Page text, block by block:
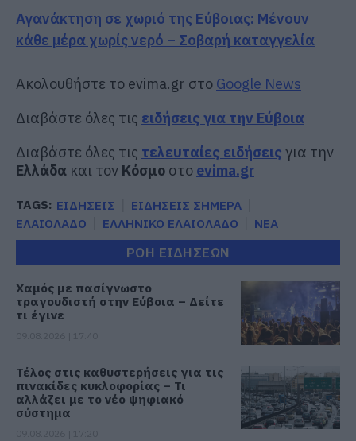
Αγανάκτηση σε χωριό της Εύβοιας: Μένουν
κάθε μέρα χωρίς νερό – Σοβαρή καταγγελία
Ακολουθήστε το evima.gr στο Google News
Διαβάστε όλες τις ειδήσεις για την Εύβοια
Διαβάστε όλες τις τελευταίες ειδήσεις για την
Ελλάδα και τον Κόσμο στο evima.gr
TAGS: ΕΙΔΗΣΕΙΣ
ΕΙΔΗΣΕΙΣ ΣΗΜΕΡΑ
ΕΛΑΙΟΛΑΔΟ
ΕΛΛΗΝΙΚΟ ΕΛΑΙΟΛΑΔΟ ΝΕΑ
ΡΟΗ ΕΙΔΗΣΕΩΝ
Χαμός με πασίγνωστο
τραγουδιστή στην Εύβοια – Δείτε
τι έγινε
Τέλος στις καθυστερήσεις για τις
πινακίδες κυκλοφορίας – Τι
αλλάζει με το νέο ψηφιακό
σύστημα